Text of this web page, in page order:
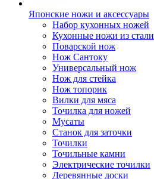
Японские ножи и аксессуары
Набор кухонных ножей
Кухонные ножи из стали
Поварской нож
Нож Сантоку
Универсальный нож
Нож для стейка
Нож топорик
Вилки для мяса
Точилка для ножей
Мусаты
Станок для заточки
Точилки
Точильные камни
Электрические точилки
Деревянные доски